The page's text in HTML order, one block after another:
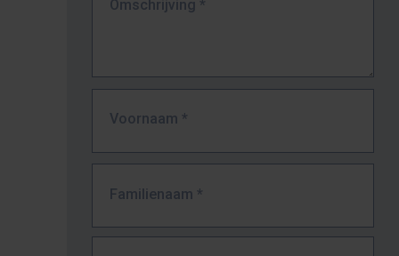
Omschrijving *
Voornaam *
Familienaam *